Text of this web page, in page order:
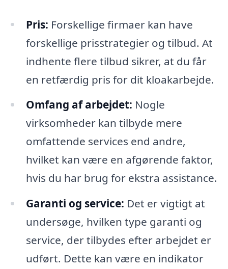
Pris: Forskellige firmaer kan have
forskellige prisstrategier og tilbud. At
indhente flere tilbud sikrer, at du får
en retfærdig pris for dit kloakarbejde.
Omfang af arbejdet: Nogle
virksomheder kan tilbyde mere
omfattende services end andre,
hvilket kan være en afgørende faktor,
hvis du har brug for ekstra assistance.
Garanti og service: Det er vigtigt at
undersøge, hvilken type garanti og
service, der tilbydes efter arbejdet er
udført. Dette kan være en indikator